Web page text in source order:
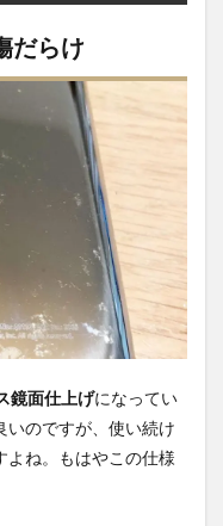
だらけ
鏡面仕上げになってい
いのですが、使い続け
よね。もはやこの仕様